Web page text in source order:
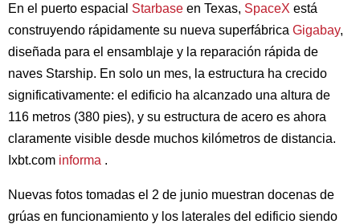
En el puerto espacial Starbase en Texas, SpaceX está
construyendo rápidamente su nueva superfábrica Gigabay,
diseñada para el ensamblaje y la reparación rápida de
naves Starship. En solo un mes, la estructura ha crecido
significativamente: el edificio ha alcanzado una altura de
116 metros (380 pies), y su estructura de acero es ahora
claramente visible desde muchos kilómetros de distancia.
Ixbt.com informa .
Nuevas fotos tomadas el 2 de junio muestran docenas de
grúas en funcionamiento y los laterales del edificio siendo